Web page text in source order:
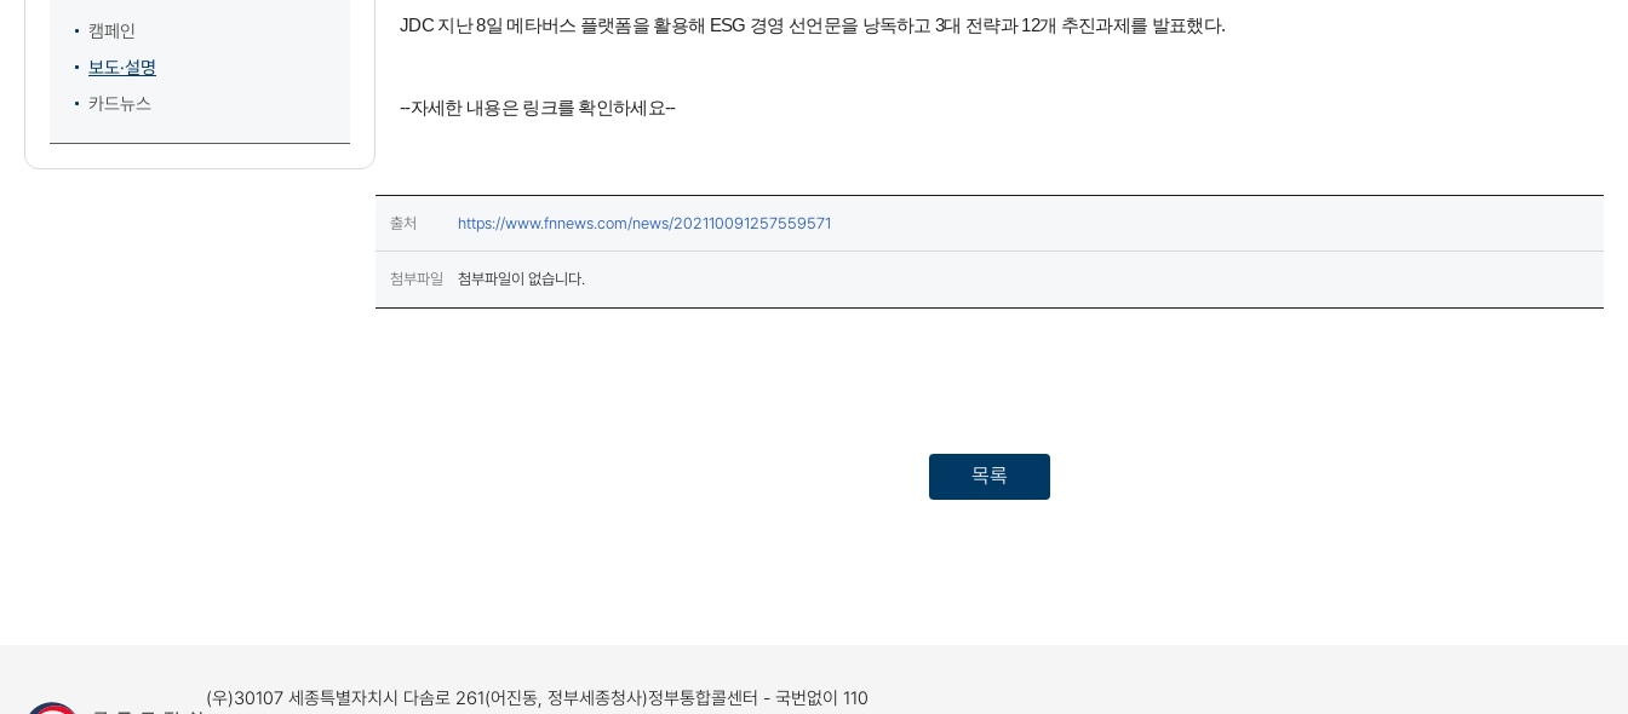
캠페인
보도·설명
카드뉴스
JDC 지난 8일 메타버스 플랫폼을 활용해 ESG 경영 선언문을 낭독하고 3대 전략과 12개 추진과제를 발표했다.
--자세한 내용은 링크를 확인하세요--
출처 https://www.fnnews.com/news/202110091257559571
첨부파일 첨부파일이 없습니다.
목록
(우)30107 세종특별자치시 다솜로 261(어진동, 정부세종청사)정부통합콜센터 - 국번없이 110